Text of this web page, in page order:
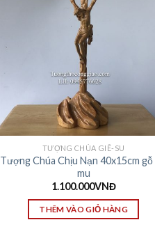
TƯỢNG CHÚA GIÊ-SU
Tượng Chúa Chịu Nạn 40x15cm
mu
1.100.000VNĐ
THÊM VÀO GIỎ HÀNG